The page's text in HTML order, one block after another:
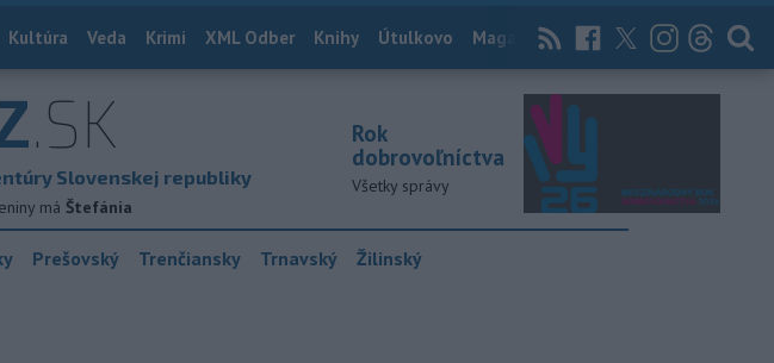
Kultúra Veda Krimi XML Odber Knihy Útulkovo Magazín News Now Archív
.SK
Slovenskej republiky
má Štefánia
Rok
dobrovoľníctva
Všetky správy
Prešovský Trenčiansky Trnavský Žilinský